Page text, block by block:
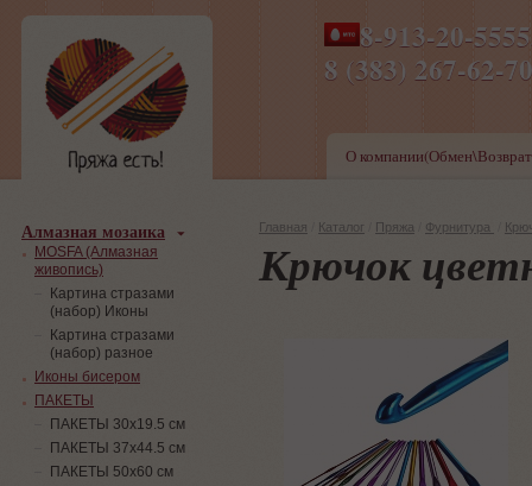
8-913-20-
8 (383) 267-
ПН-ПТ 8-17,СБ-ВС 9-
О
Главная Каталог Пряжа Фурнитура
Крючок
Алмазная мозаика
MOSFA (Алмазная
живопись)
Картина стразами
(набор) Иконы
Картина стразами
(набор) разное
Иконы бисером
ПАКЕТЫ
ПАКЕТЫ 30х19.5 см
ПАКЕТЫ 37х44.5 см
ПАКЕТЫ 50х60 см